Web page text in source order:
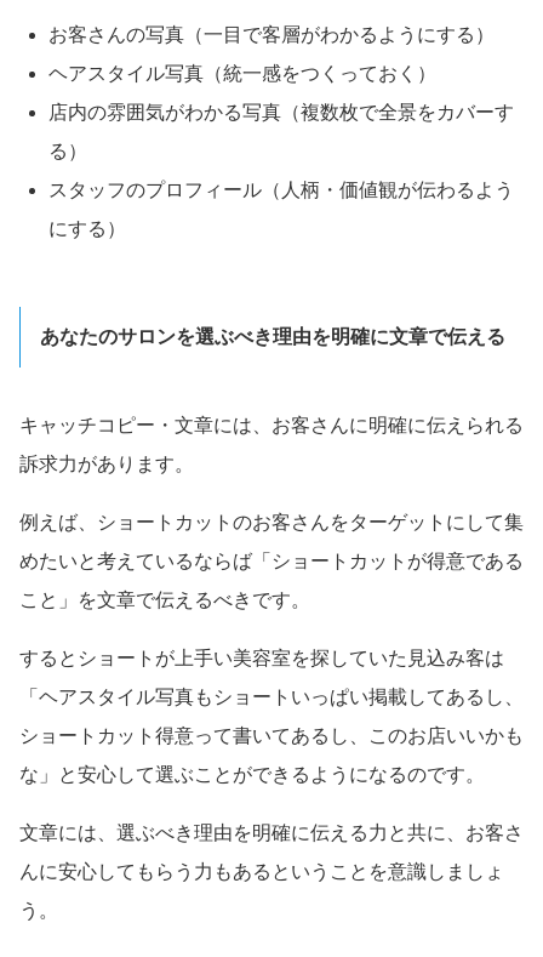
お客さんの写真（一目で客層がわかるようにする）
ヘアスタイル写真（統一感をつくっておく）
店内の雰囲気がわかる写真（複数枚で全景をカバーす
る）
スタッフのプロフィール（人柄・価値観が伝わるよう
にする）
あなたのサロンを選ぶべき理由を明確に文章で伝える
キャッチコピー・文章には、お客さんに明確に伝えられる
訴求力があります。
例えば、ショートカットのお客さんをターゲットにして集
めたいと考えているならば「ショートカットが得意である
こと」を文章で伝えるべきです。
するとショートが上手い美容室を探していた見込み客は
「ヘアスタイル写真もショートいっぱい掲載してあるし、
ショートカット得意って書いてあるし、このお店いいかも
な」と安心して選ぶことができるようになるのです。
文章には、選ぶべき理由を明確に伝える力と共に、お客さ
んに安心してもらう力もあるということを意識しましょ
う。